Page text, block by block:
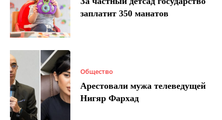
заплатит 350 манатов
Общество
Арестовали мужа телеведущей
Нигяр Фархад